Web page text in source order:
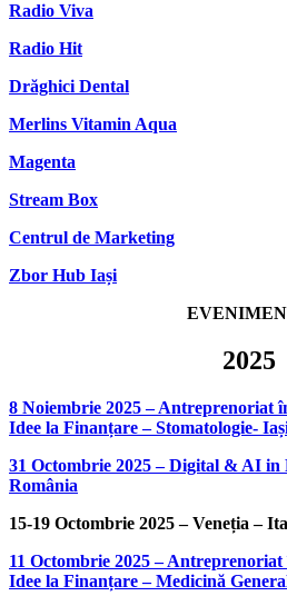
Radio Viva
Radio Hit
Drăghici Dental
Merlins Vitamin Aqua
Magenta
Stream Box
Centrul de Marketing
Zbor Hub Iași
2025
8 Noiembrie 2025 – Antreprenoriat
Idee la Finanțare – Stomatologie-
31 Octombrie 2025 – Digital & AI in
România
15-19 Octombrie 2025 – Veneția –
11 Octombrie 2025 –
Idee la Finanțare – Medicină